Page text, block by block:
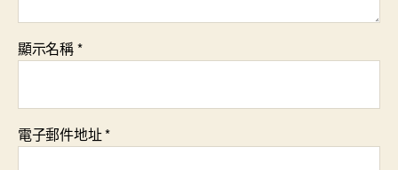
顯示名稱*
電子郵件地址*